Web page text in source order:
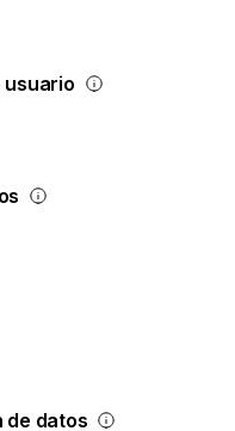
usuario
de datos